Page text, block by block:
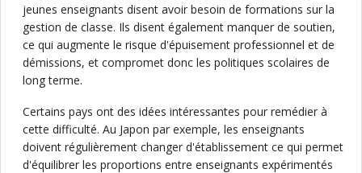
jeunes enseignants disent avoir besoin de formations sur la
gestion de classe. Ils disent également manquer de soutien,
ce qui augmente le risque d'épuisement professionnel et de
démissions, et compromet donc les politiques scolaires de
long terme.
Certains pays ont des idées intéressantes pour remédier à
cette difficulté. Au Japon par exemple, les enseignants
doivent régulièrement changer d'établissement ce qui permet
d'équilibrer les proportions entre enseignants expérimentés